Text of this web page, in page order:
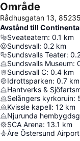
Område
Rådhusgatan 13,
Avstånd till
Sveateatern: 0.1 km
Sundsvall: 0.2 km
Sundsvalls Teater:
Sundsvalls Museum:
Sundsvall C: 0.4 km
Idrottsparken: 0.7 km
Hantverks &
Selångers kyrkoruin:
Kvissle kapell: 12 km
Njurunda
SCA Arena: 13.1 km
Åre Östersund Airport